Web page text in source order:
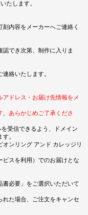
たします。
内容をメーカーへご連絡く
でき次第、制作に入りま
絡いたします。
ドレス・お届け先情報をメ
あらかじめご了承くださ
受信できるよう、ドメイン
。
ンリング アンド カレッジリ
ビスを利用）でのお届けとな
書必要」をご選択いただいて
れた場合、ご注文をキャンセ